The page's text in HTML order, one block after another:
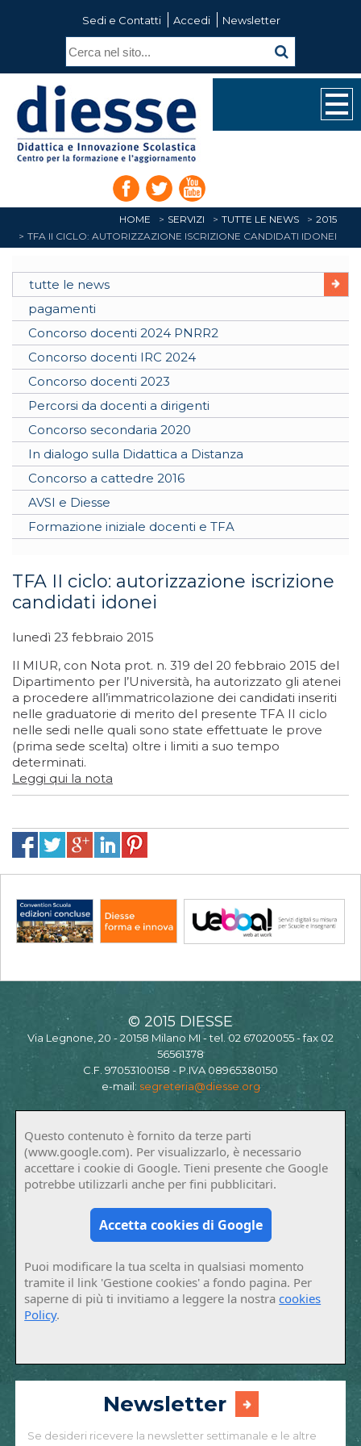
Sedi e Contatti Accedi Newsletter
HOME SERVIZI TUTTE LE NEWS
2015
TFA II CICLO: AUTORIZZAZIONE ISCRIZIONE CANDIDATI IDONEI
tutte le news
pagamenti
Concorso docenti 2024 PNRR2
Concorso docenti IRC 2024
Concorso docenti 2023
Percorsi da docenti a dirigenti
Concorso secondaria 2020
In dialogo sulla Didattica a Distanza
Concorso a cattedre 2016
AVSI e Diesse
Formazione iniziale docenti e TFA
TFA II ciclo: autorizzazione iscrizione
candidati idonei
lunedì 23 febbraio 2015
Il MIUR, con Nota prot. n. 319 del 20 febbraio 2015 del
Dipartimento per l’Università, ha autorizzato gli atenei
a procedere all’immatricolazione dei candidati inseriti
nelle graduatorie di merito del presente TFA II ciclo
nelle sedi nelle quali sono state effettuate le prove
(prima sede scelta) oltre i limiti a suo tempo
determinati.
Leggi qui la nota
© 2015 DIESSE
Via Legnone, 20 - 20158 Milano MI - tel. 02 67020055 - fax 02
56561378
C.F. 97053100158 - P.IVA 08965380150
e-mail: segreteria@diesse.org
Questo contenuto è fornito da terze parti
(www.google.com). Per visualizzarlo, è necessario
accettare i cookie di Google. Tieni presente che Google
potrebbe utilizzarli anche per fini pubblicitari.
Accetta cookies di Google
Puoi modificare la tua scelta in qualsiasi momento
tramite il link 'Gestione cookies' a fondo pagina. Per
saperne di più ti invitiamo a leggere la nostracookies
Policy.
Newsletter
Se desideri ricevere la newsletter settimanale e le altre